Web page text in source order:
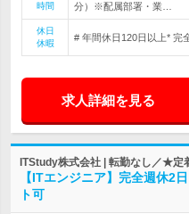
時間
分）※配属部署・業…
休日
休暇
# 年間休日120日以上* 完
求人詳細を見る
ITStudy株式会社 | 転勤なし／★定
【ITエンジニア】完全週休2
ト可